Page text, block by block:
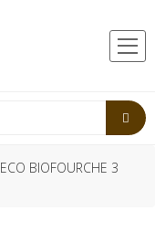
ECO BIOFOURCHE 3